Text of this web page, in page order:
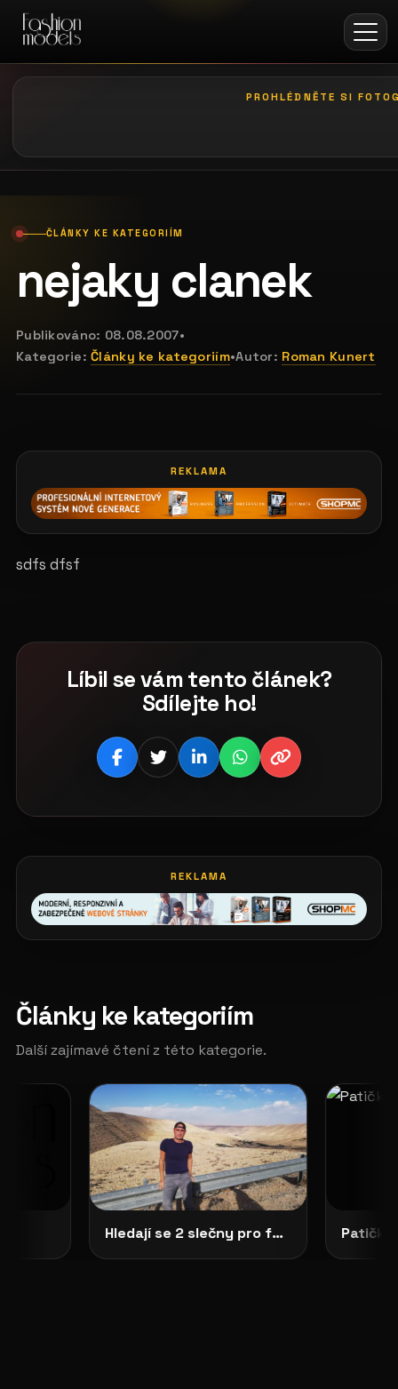
PROHLÉDNĚTE SI
ČLÁNKY KE KATEGORIÍM
nejaky clanek
Publikováno: 08.08.2007•
Kategorie:Články ke kategoriím•Autor: Roman Kunert
REKLAMA
sdfs dfsf
Líbil se vám tento článek?
Sdílejte ho!
REKLAMA
Články ke kategoriím
Další zajímavé čtení z této kategorie.
Hledají se 2 slečny pro focení do připravované knihy Pavouk Patička